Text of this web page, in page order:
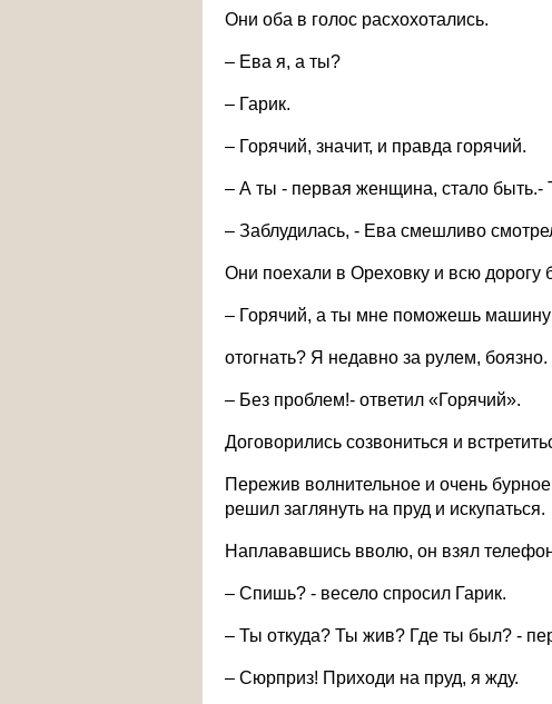
Они оба в голос расхохотались.
– Ева я, а ты?
– Гарик.
– Горячий, значит, и правда горячий.
– А ты - первая женщина, стало быть.-
– Заблудилась, - Ева смешливо
Они поехали в Ореховку и всю дорогу
– Горячий, а ты мне поможешь машину
отогнать? Я недавно за рулем, боязно.
– Без проблем!- ответил «Горячий».
Договорились созвониться и
Пережив волнительное и очень
решил заглянуть на пруд и искупаться.
Наплававшись вволю, он взял
– Спишь? - весело спросил Гарик.
– Ты откуда? Ты жив? Где ты был? -
– Сюрприз! Приходи на пруд, я жду.